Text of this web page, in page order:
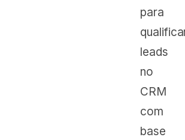
para
leads
no
CRM
com
base